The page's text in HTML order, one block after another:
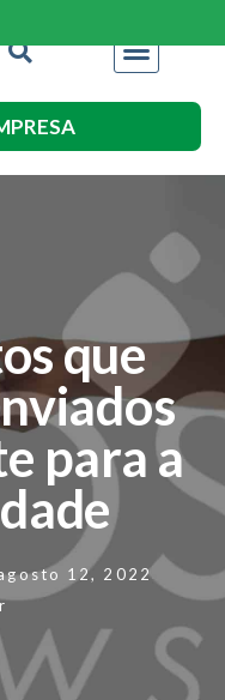
que
para a
12, 2022